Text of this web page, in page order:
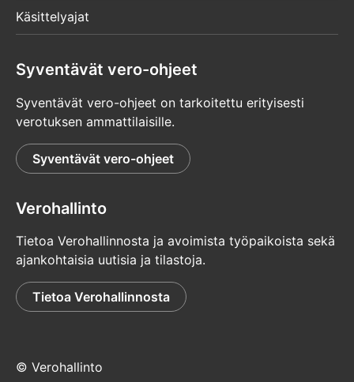
Käsittelyajat
Syventävät vero-ohjeet
Syventävät vero-ohjeet on tarkoitettu erityisesti
verotuksen ammattilaisille.
Syventävät vero-ohjeet
Verohallinto
Tietoa Verohallinnosta ja avoimista työpaikoista sekä
ajankohtaisia uutisia ja tilastoja.
Tietoa Verohallinnosta
© Verohallinto